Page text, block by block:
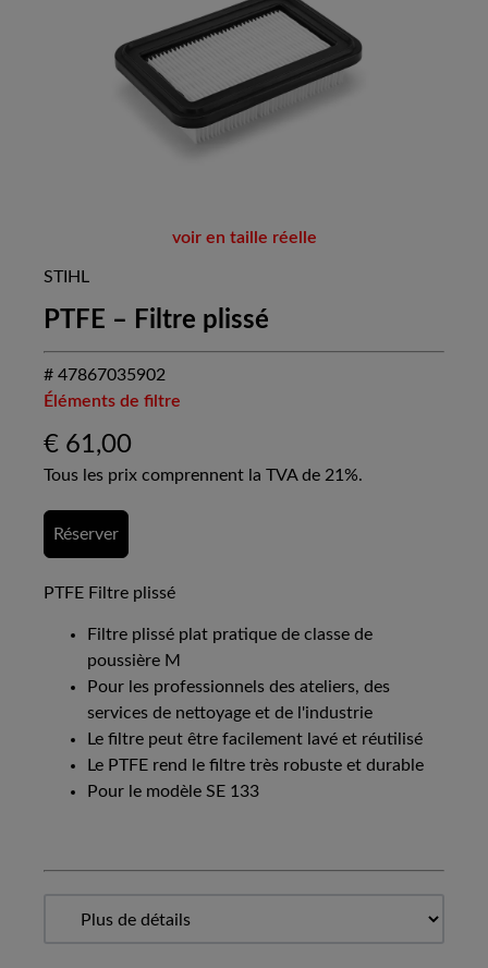
voir en taille réelle
STIHL
PTFE – Filtre plissé
# 47867035902
Éléments de filtre
€ 61,00
Tous les prix comprennent la TVA de 21%.
Réserver
PTFE Filtre plissé
Filtre plissé plat pratique de classe de
poussière M
Pour les professionnels des ateliers, des
services de nettoyage et de l'industrie
Le filtre peut être facilement lavé et réutilisé
Le PTFE rend le filtre très robuste et durable
Pour le modèle SE 133